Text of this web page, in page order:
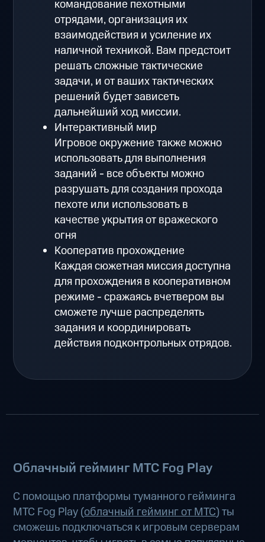
командование пехотными
отрядами, организация их
взаимодействия и усиление их
наличной техникой. Вам предстоит
решать сложные тактические
задачи, и от ваших тактических
решений будет зависеть
дальнейший ход миссии.
Интерактивный мир
Игровое окружение также можно
использовать для выполнения
заданий - все объекты можно
разрушать для создания прохода
пехоте или использовать в
качестве укрытия от вражеского
огня
Кооператив прохождение
Каждая сюжетная миссия доступна
для прохождения в кооперативном
режиме - сражаясь вчетвером вы
сможете лучше распределять
задания и координировать
действия подконтрольных отрядов.
Облачный гейминг МТС Fog Play
С помощью платформы туманного гейминга
МТС Fog Play (облачный гейминг от МТС) ты
сможешь подключаться к игровым серверам